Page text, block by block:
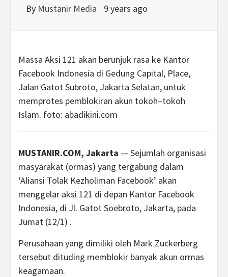
By Mustanir Media 9 years ago
Massa Aksi 121 akan berunjuk rasa ke Kantor
Facebook Indonesia di Gedung Capital, Place,
Jalan Gatot Subroto, Jakarta Selatan, untuk
memprotes pemblokiran akun tokoh–tokoh
Islam. foto: abadikini.com
MUSTANIR.COM, Jakarta — Sejumlah organisasi
masyarakat (ormas) yang tergabung dalam
‘Aliansi Tolak Kezholiman Facebook’ akan
menggelar aksi 121 di depan Kantor Facebook
Indonesia, di Jl. Gatot Soebroto, Jakarta, pada
Jumat (12/1) .
Perusahaan yang dimiliki oleh Mark Zuckerberg
tersebut dituding memblokir banyak akun ormas
keagamaan.